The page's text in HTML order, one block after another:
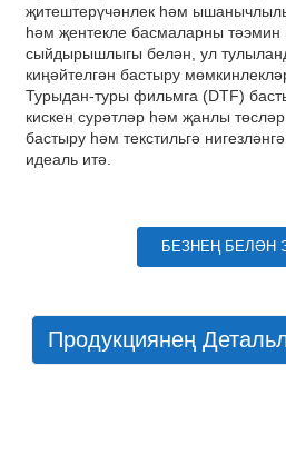
җитештерүчәнлек һәм
һәм җентекле басмаларны тәэмин
сыйдырышлыгы белән, ул
киңәйтелгән бастыру
Турыдан-туры фильмга (DTF)
кискен сурәтләр һәм җанлы
бастыру һәм текстильгә
идеаль итә.
БЕЗНЕҢ БЕЛӘН
Продукциянең